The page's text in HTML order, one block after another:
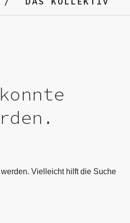
Vielleicht hilft die Suche